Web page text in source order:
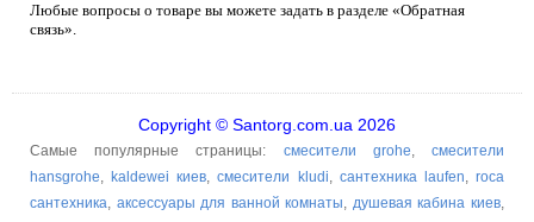
Любые вопросы о товаре вы можете задать в разделе «Обратная
связь».
Copyright © Santorg.com.ua 2026
Самые популярные страницы: смесители grohe,смесители
hansgrohe, kaldewei киев,смесители kludi, сантехника laufen,roca
сантехника, аксессуары для ванной комнаты, душевая кабина киев,